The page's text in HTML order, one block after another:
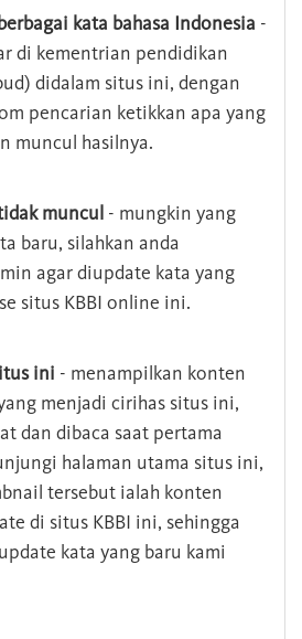
kata bahasa Indonesia -
di kementrian pendidikan
didalam situs ini, dengan
pencarian ketikkan apa yang
muncul hasilnya.
muncul - mungkin yang
baru, silahkan anda
agar diupdate kata yang
situs KBBI online ini.
ini - menampilkan konten
menjadi cirihas situs ini,
dan dibaca saat pertama
halaman utama situs ini,
tersebut ialah konten
di situs KBBI ini, sehingga
kata yang baru kami